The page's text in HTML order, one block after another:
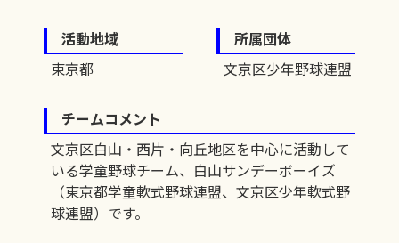
活動地域
東京都
所属団体
文京区少年野球連盟
チームコメント
文京区白山・西片・向丘地区を中心に活動して
いる学童野球チーム、白山サンデーボーイズ
（東京都学童軟式野球連盟、文京区少年軟式野
球連盟）です。